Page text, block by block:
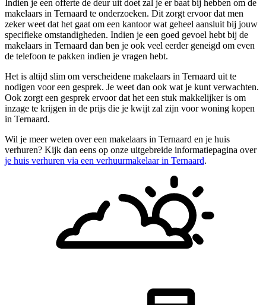
Indien je een offerte de deur uit doet zal je er baat bij hebben om de
makelaars in Ternaard te onderzoeken. Dit zorgt ervoor dat men
zeker weet dat het gaat om een kantoor wat geheel aansluit bij jouw
specifieke omstandigheden. Indien je een goed gevoel hebt bij de
makelaars in Ternaard dan ben je ook veel eerder geneigd om even
de telefoon te pakken indien je vragen hebt.
Het is altijd slim om verscheidene makelaars in Ternaard uit te
nodigen voor een gesprek. Je weet dan ook wat je kunt verwachten.
Ook zorgt een gesprek ervoor dat het een stuk makkelijker is om
inzage te krijgen in de prijs die je kwijt zal zijn voor woning kopen
in Ternaard.
Wil je meer weten over een makelaars in Ternaard en je huis
verhuren? Kijk dan eens op onze uitgebreide informatiepagina over
je huis verhuren via een verhuurmakelaar in Ternaard.